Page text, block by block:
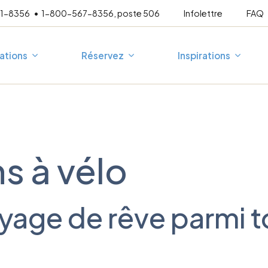
8356 1-800-567-8356, poste 506 Infolettre FAQ
France
Espagne
Grèce
Croatie
Réservez Inspirations
à vélo
de rêve parmi